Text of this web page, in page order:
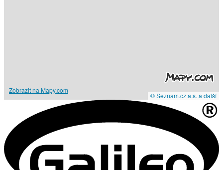
Zobrazit na Mapy.com
© Seznam.cz a.s. a další